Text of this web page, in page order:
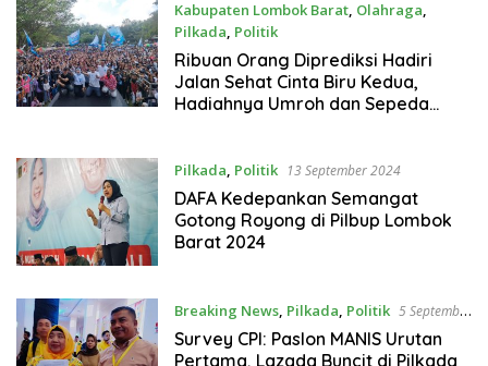
Kabupaten Lombok Barat, Olahraga,
Pilkada, Politik
15 September 2024
Ribuan Orang Diprediksi Hadiri
Jalan Sehat Cinta Biru Kedua,
Hadiahnya Umroh dan Sepeda
Pilkada, Politik 13 September 2024
DAFA Kedepankan Semangat
Gotong Royong di Pilbup Lombok
Barat 2024
Breaking News, Pilkada, Politik 5 September
2024
Survey CPI: Paslon MANIS Urutan
Pertama, Lazada Buncit di Pilkada